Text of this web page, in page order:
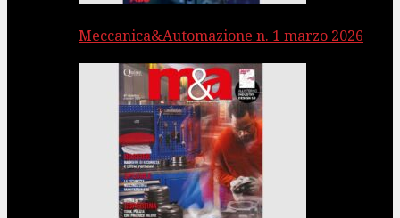
Meccanica&Automazione n. 1 marzo 2026